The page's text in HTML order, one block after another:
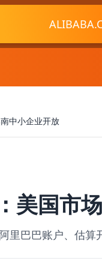
中小企业开放
美国市
里巴巴账户、估